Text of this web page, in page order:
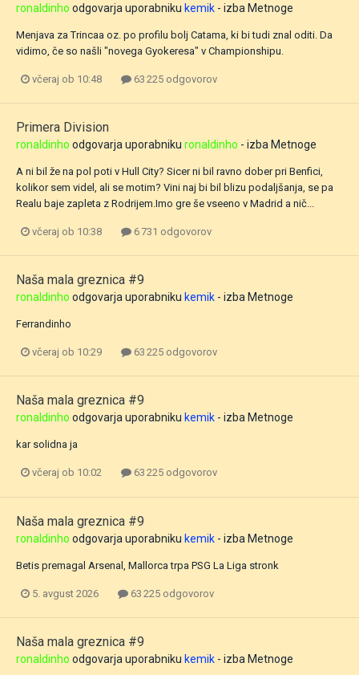
ronaldinho odgovarja uporabniku kemik - izba Metnoge
Menjava za Trincaa oz. po profilu bolj Catama, ki bi tudi znal oditi. Da
vidimo, če so našli "novega Gyokeresa" v Championshipu.
včeraj ob 10:48 63 225 odgovorov
Primera Division
ronaldinho odgovarja uporabniku ronaldinho - izba Metnoge
A ni bil že na pol poti v Hull City? Sicer ni bil ravno dober pri Benfici,
kolikor sem videl, ali se motim? Vini naj bi bil blizu podaljšanja, se pa
Realu baje zapleta z Rodrijem.Imo gre še vseeno v Madrid a nič...
včeraj ob 10:38 6 731 odgovorov
Naša mala greznica #9
ronaldinho odgovarja uporabniku kemik - izba Metnoge
Ferrandinho
včeraj ob 10:29 63 225 odgovorov
Naša mala greznica #9
ronaldinho odgovarja uporabniku kemik - izba Metnoge
kar solidna ja
včeraj ob 10:02 63 225 odgovorov
Naša mala greznica #9
ronaldinho odgovarja uporabniku kemik - izba Metnoge
Betis premagal Arsenal, Mallorca trpa PSG La Liga stronk
5. avgust 2026 63 225 odgovorov
Naša mala greznica #9
ronaldinho odgovarja uporabniku kemik - izba Metnoge